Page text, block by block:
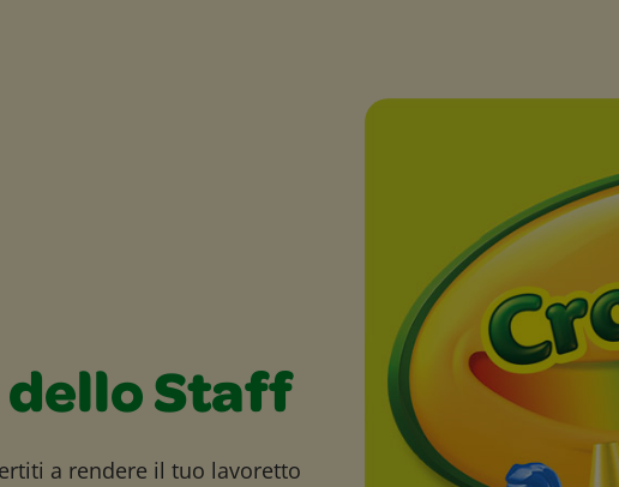
dello Staff
a rendere il tuo lavoretto